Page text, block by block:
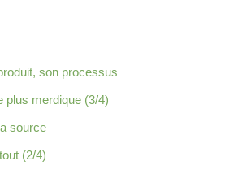
son processus
plus merdique (3/4)
source
(2/4)